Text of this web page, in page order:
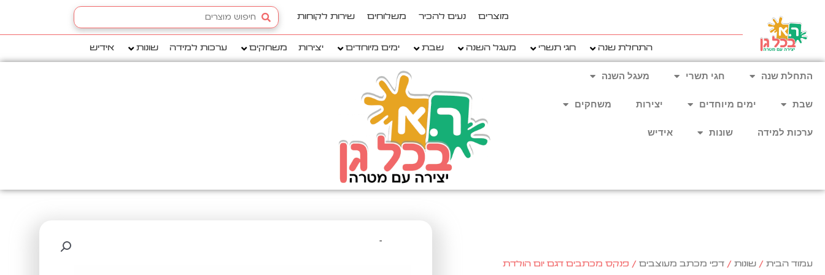
מוצרים נעים להכיר משלוחים שירות לקוחות
Search
...
התחלת שנה חגי תשרי מעגל השנה שבת ימים מיוחדים יצירות משחקים ערכות למידה שונות אידיש
התחלת שנה חגי תשרי מעגל השנה
שבת ימים מיוחדים יצירות משחקים
ערכות למידה שונות אידיש
עמוד הבית / שונות / דפי מכתב מעוצבים / פנקס מכתבים דגם יום הולדת